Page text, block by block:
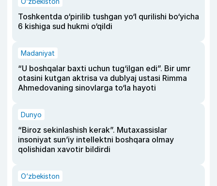
Toshkentda o‘pirilib tushgan yo‘l qurilishi bo‘yicha
6 kishiga sud hukmi o‘qildi
Madaniyat
“U boshqalar baxti uchun tug‘ilgan edi”. Bir umr
otasini kutgan aktrisa va dublyaj ustasi Rimma
Ahmedovaning sinovlarga to‘la hayoti
Dunyo
“Biroz sekinlashish kerak”. Mutaxassislar
insoniyat sun’iy intellektni boshqara olmay
qolishidan xavotir bildirdi
O‘zbekiston